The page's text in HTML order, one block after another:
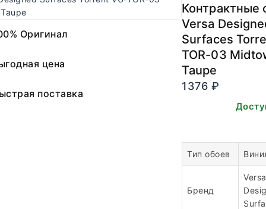
Оригинал
цена
поставка
Контрактные
Versa
Surfaces
TOR-03
Taupe
1376 ₽
В наличии.
Тип обоев
Бренд
Versa